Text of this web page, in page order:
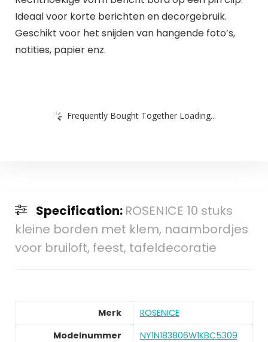
Ideaal voor korte berichten en decorgebruik.
Geschikt voor het snijden van hangende foto’s,
notities, papier enz.
Frequently Bought Together Loading...
Specification: ROSENICE 10 stuks
kleine borden met klem, naambordjes
voor bruiloft, feest, tafeldecoratie
Merk
‎ROSENICE
Modelnummer
‎NY1N183806W1KBC5309